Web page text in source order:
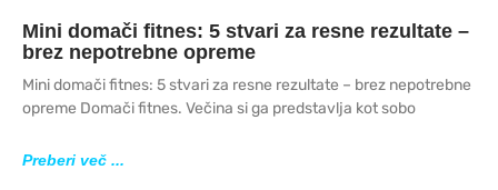
Mini domači fitnes: 5 stvari za resne rezultate –
brez nepotrebne opreme
Mini domači fitnes: 5 stvari za resne rezultate – brez nepotrebne
opreme Domači fitnes. Večina si ga predstavlja kot sobo
Preberi več ...